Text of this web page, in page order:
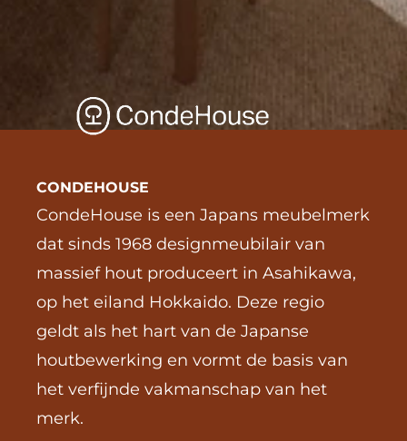
CONDEHOUSE
CondeHouse is een Japans meubelmerk
dat sinds 1968 designmeubilair van
massief hout produceert in Asahikawa,
op het eiland Hokkaido. Deze regio
geldt als het hart van de Japanse
houtbewerking en vormt de basis van
het verfijnde vakmanschap van het
merk.